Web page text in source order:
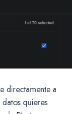
directamente a
quieres